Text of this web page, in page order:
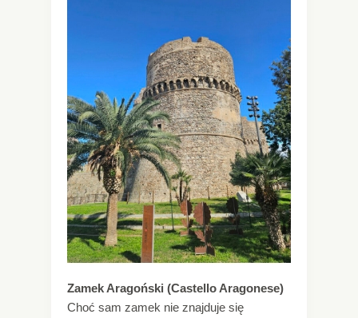
Zamek Aragoński (Castello Aragonese)
Choć sam zamek nie znajduje się